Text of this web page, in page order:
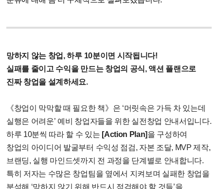
망하지 않는 창업, 하루 10분이면 시작됩니다!
실패를 줄이고 수익을 만드는 창업의 공식, 액션 플랜으로
진짜 창업을 설계하세요.
《창업이 막막할 때 필요한 책》은 ‘머릿속은 가득 차 있는데
실행은 어려운’ 예비 창업자들을 위한 실전창업 안내서입니다.
하루 10분씩 따라 할 수 있는 [Action Plan]을 구성하여
창업의 아이디어 발굴부터 수익성 점검, 자본 조달, MVP 제작,
브랜딩, 실행 마인드셋까지 전 과정을 단계별로 안내합니다.
특히 저자는 수많은 창업팀을 옆에서 지켜보며 실패한 창업을
분석해 ‘망하지 않기 위해 반드시 점검해야 할 것들’을